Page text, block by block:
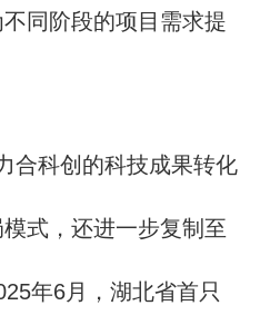
同阶段的项目需求提
合科创的科技成果转化
式，还进一步复制至
年6月，湖北省首只